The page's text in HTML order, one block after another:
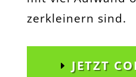
zerkleinern sind.
JETZT